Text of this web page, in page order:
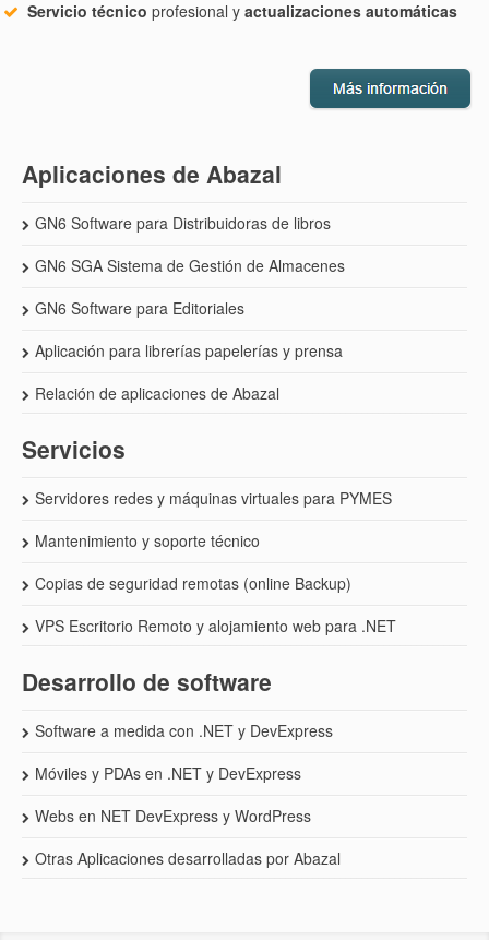
Servicio técnico profesional y actualizaciones automáticas
Aplicaciones de Abazal
GN6 Software para Distribuidoras de libros
GN6 SGA Sistema de Gestión de Almacenes
GN6 Software para Editoriales
Aplicación para librerías papelerías y prensa
Relación de aplicaciones de Abazal
Servicios
Servidores redes y máquinas virtuales para PYMES
Mantenimiento y soporte técnico
Copias de seguridad remotas (online Backup)
VPS Escritorio Remoto y alojamiento web para .NET
Desarrollo de software
Software a medida con .NET y DevExpress
Móviles y PDAs en .NET y DevExpress
Webs en NET DevExpress y WordPress
Otras Aplicaciones desarrolladas por Abazal